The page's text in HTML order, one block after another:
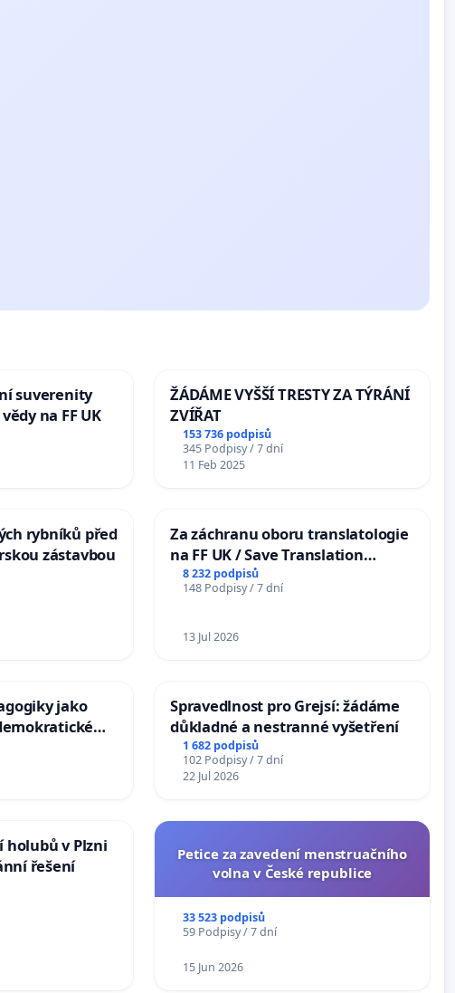
suverenity
na FF UK
ŽÁDÁME VYŠŠÍ TRESTY ZA TÝRÁNÍ
ZVÍŘAT
153 736 podpisů
345 Podpisy / 7 dní
11 Feb 2025
rybníků před
zástavbou
Za záchranu oboru translatologie
na FF UK / Save Translation
Studies at the Faculty of Arts,
Charles University
8 232 podpisů
148 Podpisy / 7 dní
13 Jul 2026
jako
Spravedlnost pro Grejsí: žádáme
důkladné a nestranné vyšetření
1 682 podpisů
102 Podpisy / 7 dní
22 Jul 2026
holubů v Plzni
řešení
Petice za zavedení menstruačního
volna v České republice
33 523 podpisů
59 Podpisy / 7 dní
15 Jun 2026